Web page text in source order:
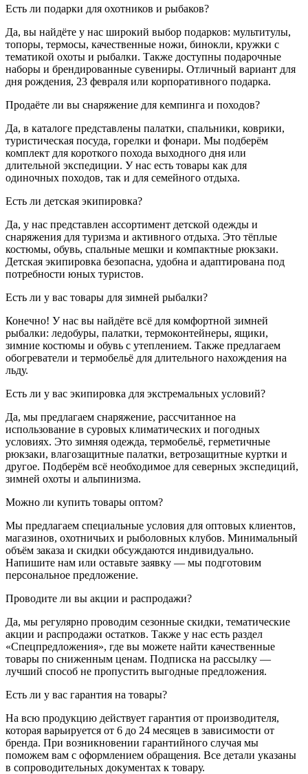
Есть ли подарки для охотников и рыбаков?
Да, вы найдёте у нас широкий выбор подарков: мультитулы,
топоры, термосы, качественные ножи, бинокли, кружки с
тематикой охоты и рыбалки. Также доступны подарочные
наборы и брендированные сувениры. Отличный вариант для
дня рождения, 23 февраля или корпоративного подарка.
Продаёте ли вы снаряжение для кемпинга и походов?
Да, в каталоге представлены палатки, спальники, коврики,
туристическая посуда, горелки и фонари. Мы подберём
комплект для короткого похода выходного дня или
длительной экспедиции. У нас есть товары как для
одиночных походов, так и для семейного отдыха.
Есть ли детская экипировка?
Да, у нас представлен ассортимент детской одежды и
снаряжения для туризма и активного отдыха. Это тёплые
костюмы, обувь, спальные мешки и компактные рюкзаки.
Детская экипировка безопасна, удобна и адаптирована под
потребности юных туристов.
Есть ли у вас товары для зимней рыбалки?
Конечно! У нас вы найдёте всё для комфортной зимней
рыбалки: ледобуры, палатки, термоконтейнеры, ящики,
зимние костюмы и обувь с утеплением. Также предлагаем
обогреватели и термобельё для длительного нахождения на
льду.
Есть ли у вас экипировка для экстремальных условий?
Да, мы предлагаем снаряжение, рассчитанное на
использование в суровых климатических и погодных
условиях. Это зимняя одежда, термобельё, герметичные
рюкзаки, влагозащитные палатки, ветрозащитные куртки и
другое. Подберём всё необходимое для северных экспедиций,
зимней охоты и альпинизма.
Можно ли купить товары оптом?
Мы предлагаем специальные условия для оптовых клиентов,
магазинов, охотничьих и рыболовных клубов. Минимальный
объём заказа и скидки обсуждаются индивидуально.
Напишите нам или оставьте заявку — мы подготовим
персональное предложение.
Проводите ли вы акции и распродажи?
Да, мы регулярно проводим сезонные скидки, тематические
акции и распродажи остатков. Также у нас есть раздел
«Спецпредложения», где вы можете найти качественные
товары по сниженным ценам. Подписка на рассылку —
лучший способ не пропустить выгодные предложения.
Есть ли у вас гарантия на товары?
На всю продукцию действует гарантия от производителя,
которая варьируется от 6 до 24 месяцев в зависимости от
бренда. При возникновении гарантийного случая мы
поможем вам с оформлением обращения. Все детали указаны
в сопроводительных документах к товару.